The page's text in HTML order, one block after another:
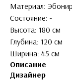
Материал:
Состояние: -
Высота: 180 см
Глубина: 120 см
Ширина: 45 см
Описание
Дизайнер